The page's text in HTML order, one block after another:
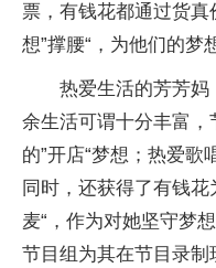
票，有钱花都通过货
想”撑腰“，为他们的梦
热爱生活的芳芳妈
余生活可谓十分丰富
的”开店“梦想；热爱
同时，还获得了有钱
麦“，作为对她坚守梦
节目组为其在节目录